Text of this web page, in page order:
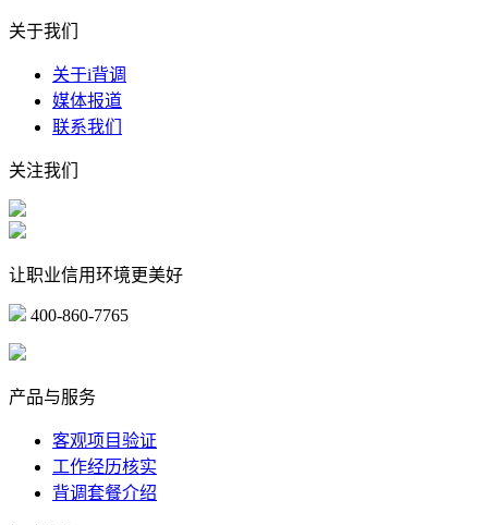
关于我们
关于i背调
媒体报道
联系我们
关注我们
让职业信用环境更美好
400-860-7765
产品与服务
客观项目验证
工作经历核实
背调套餐介绍